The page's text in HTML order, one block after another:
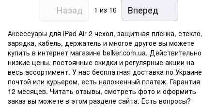
Назад 1 из 16 Вперед
Аксессуары для iPad Air 2 чехол, защитная пленка, стекло,
зарядка, кабель, держатель и многое другое вы можете
купить в интернет магазине belker.com.ua. Действительно
низкие цены, постоянные скидки и регулярные акции на
весь ассортимент. У нас бесплатная доставка по Украине
почтой или курьером, есть наложенный платеж. Гарантия
12 месяцев. Читать отзывы, смотреть фото и оформить
заказ вы можете в этом разделе сайта. Есть вопросы?